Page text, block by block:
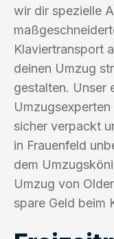
wir dir spezielle
Klaviertransport
deinen Umzug
gestalten. Unser
sicher verpackt
in Frauenfeld
dem
Umzug von
spare Geld beim